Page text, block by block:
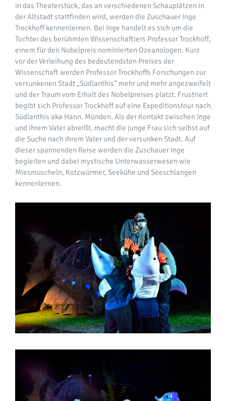
in das Theaterstück, das an verschiedenen Schauplätzen in
der Altstadt stattfinden wird, werden die Zuschauer Inge
Trockhoff kennenlernen. Bei Inge handelt es sich um die
Tochter des berühmten Wissenschaftlers Professor Trockhoff,
einem für den Nobelpreis nominierten Ozeanologen. Kurz
vor der Verleihung des bedeutendsten Preises der
Wissenschaft werden Professor Trockhoffs Forschungen zur
versunkenen Stadt „Südlanthis“ mehr und mehr angezweifelt
und der Traum vom Erhalt des Nobelpreises platzt. Frustriert
begibt sich Professor Trockhoff auf eine Expeditionstour nach
Südlanthis aka Hann. Münden. Als der Kontakt zwischen Inge
und ihrem Vater abreißt, macht die junge Frau sich selbst auf
die Suche nach ihrem Vater und der versunken Stadt. Auf
dieser spannenden Reise werden die Zuschauer Inge
begleiten und dabei mystische Unterwasserwesen wie
Miesmuscheln, Kotzwürmer, Seekühe und Seeschlangen
kennenlernen.